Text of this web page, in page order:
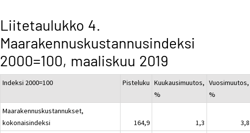
Liitetaulukko 4.
Maarakennuskustannusindeksi
2000=100, maaliskuu 2019
Indeksi 2000=100 Pisteluku Kuukausimuutos,
%
Vuosimuutos,
%
Maarakennuskustannukset,
kokonaisindeksi
164,9 1,3
3,8